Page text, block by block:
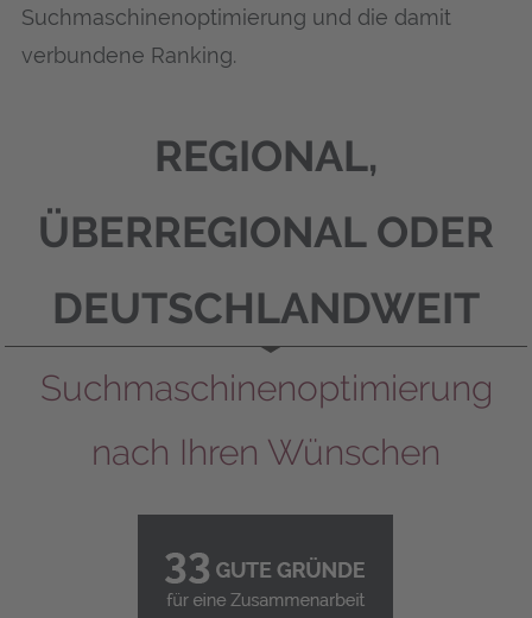
Suchmaschinenoptimierung und die damit
verbundene Ranking.
REGIONAL,
ÜBERREGIONAL ODER
DEUTSCH­LANDWEIT
Suchmaschinen­optimierung
nach Ihren Wünschen